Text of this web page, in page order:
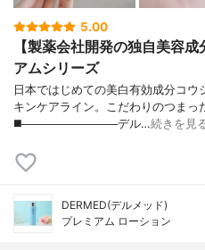
5.00
【製薬会社開発の独自美容
アムシリーズ
日本ではじめての美白有効成分コ
キンケアライン。こだわりのつまっ
◼️────────────デル…続きを見
DERMED(デルメッド)
プレミアム ローション